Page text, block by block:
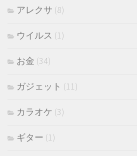
アレクサ (8)
ウイルス (1)
お金 (34)
ガジェット (11)
カラオケ (3)
ギター (1)